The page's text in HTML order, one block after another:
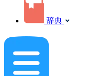
辞典